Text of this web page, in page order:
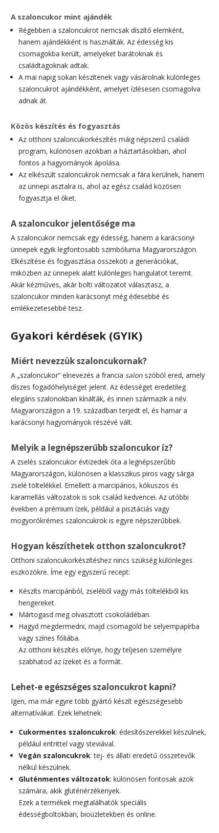
A szaloncukor mint ajándék
Régebben a szaloncukrot nemcsak díszítő elemként,
hanem ajándékként is használták. Az édesség kis
csomagokba került, amelyeket barátoknak és
családtagoknak adtak.
A mai napig sokan készítenek vagy vásárolnak különleges
szaloncukrot ajándékként, amelyet ízlésesen csomagolva
adnak át.
Közös készítés és fogyasztás
Az otthoni szaloncukorkészítés máig népszerű családi
program, különösen azokban a háztartásokban, ahol
fontos a hagyományok ápolása.
Az elkészült szaloncukrok nemcsak a fára kerülnek, hanem
az ünnepi asztalra is, ahol az egész család közösen
fogyasztja el őket.
A szaloncukor jelentősége ma
A szaloncukor nemcsak egy édesség, hanem a karácsonyi
ünnepek egyik legfontosabb szimbóluma Magyarországon.
Elkészítése és fogyasztása összeköti a generációkat,
miközben az ünnepek alatt különleges hangulatot teremt.
Akár kézműves, akár bolti változatot választasz, a
szaloncukor minden karácsonyt még édesebbé és
emlékezetesebbé tesz.
Gyakori kérdések (GYIK)
Miért nevezzük szaloncukornak?
A „szaloncukor” elnevezés a francia salon szóból ered, amely
díszes fogadóhelyiséget jelent. Az édességet eredetileg
elegáns szalonokban kínálták, és innen származik a név.
Magyarországon a 19. században terjedt el, és hamar a
karácsonyi hagyományok részévé vált.
Melyik a legnépszerűbb szaloncukor íz?
A zselés szaloncukor évtizedek óta a legnépszerűbb
Magyarországon, különösen a klasszikus piros vagy sárga
zselé töltelékkel. Emellett a marcipános, kókuszos és
karamellás változatok is sok család kedvencei. Az utóbbi
években a prémium ízek, például a pisztáciás vagy
mogyorókrémes szaloncukrok is egyre népszerűbbek.
Hogyan készíthetek otthon szaloncukrot?
Otthoni szaloncukorkészítéshez nincs szükség különleges
eszközökre. Íme egy egyszerű recept:
Készíts marcipánból, zseléből vagy más töltelékből kis
hengereket.
Mártogasd meg olvasztott csokoládéban.
Hagyd megdermedni, majd csomagold be selyempapírba
vagy színes fóliába.
Az otthoni készítés előnye, hogy teljesen személyre
szabhatod az ízeket és a formát.
Lehet-e egészséges szaloncukrot kapni?
Igen, ma már egyre több gyártó készít egészségesebb
alternatívákat. Ezek lehetnek:
Cukormentes szaloncukrok: édesítőszerekkel készülnek,
például eritrittel vagy steviával.
Vegán szaloncukrok: tej- és állati eredetű összetevők
nélkül készülnek.
Gluténmentes változatok: különösen fontosak azok
számára, akik gluténérzékenyek.
Ezek a termékek megtalálhatók speciális
édességboltokban, bioüzletekben és online.